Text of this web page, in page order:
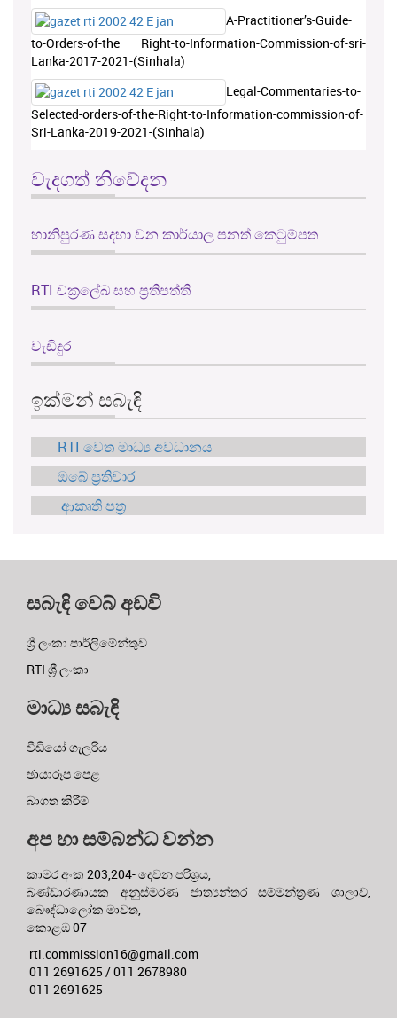
A-Practitioner’s-Guide-
to-Orders-of-the Right-to-Information-Commission-of-sri-
Lanka-2017-2021-(Sinhala)
Legal-Commentaries-to-
Selected-orders-of-the-Right-to-Information-commission-of-
Sri-Lanka-2019-2021-(Sinhala)
වැදගත් නිවේදන
හානිපුරණ සදහා වන කාර්යාල පනත් කෙටුම්පත
RTI චක්‍රලේඛ සහ ප්‍රතිපත්ති
වැඩිදුර
ඉක්මන් සබැඳි
RTI වෙත මාධ්‍ය අවධානය
ඔබේ ප්‍රතිචාර
ආකෘති පත්‍ර
සබැඳි වෙබ් අඩවි
ශ්‍රී ලංකා පාර්ලිමේන්තුව
RTI ශ්‍රී ලංකා
මාධ්‍ය සබැඳි
වීඩියෝ ගැලරිය
ඡායාරූප පෙළ
බාගත කිරීම්
අප හා සම්බන්ධ වන්න
කාමර අංක 203,204- දෙවන පරිශ්‍රය,
බණ්ඩාරණායක අනුස්මරණ ජාත්‍යන්තර සම්මන්ත්‍රණ ශාලාව,
බෞද්ධාලෝක මාවත,
කොළඹ 07
rti.commission16@gmail.com
011 2691625 / 011 2678980
011 2691625